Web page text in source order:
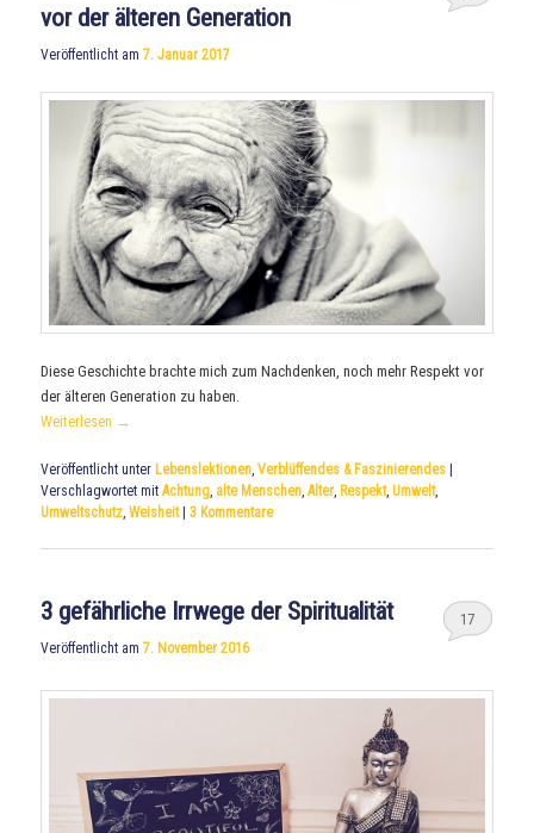
vor der älteren Generation
Veröffentlicht am7. Januar 2017
Diese Geschichte brachte mich zum Nachdenken, noch mehr Respekt vor
der älteren Generation zu haben.
Weiterlesen →
Veröffentlicht unter Lebenslektionen,Verblüffendes & Faszinierendes
Verschlagwortet mit Achtung, alte Menschen,Alter, Respekt,Umwelt,
Umweltschutz,Weisheit |3 Kommentare
3 gefährliche Irrwege der Spiritualität
Veröffentlicht am7. November 2016
17